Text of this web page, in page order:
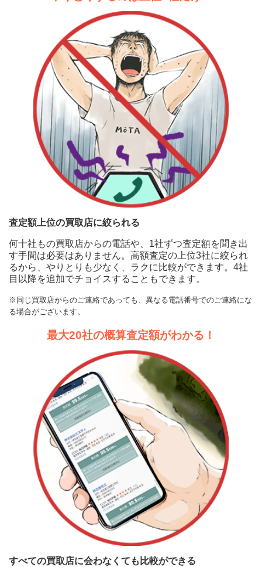
査定額上位の買取店に絞られる
何十社もの買取店からの電話や、1社ずつ査定額を聞き出
す手間は必要はありません。高額査定の上位3社に絞られ
るから、やりとりも少なく、ラクに比較ができます。4社
目以降を追加でチョイスすることもできます。
※同じ買取店からのご連絡であっても、異なる電話番号でのご連絡にな
る場合がございます。
最大20社の概算査定額がわかる！
すべての買取店に会わなくても比較ができる